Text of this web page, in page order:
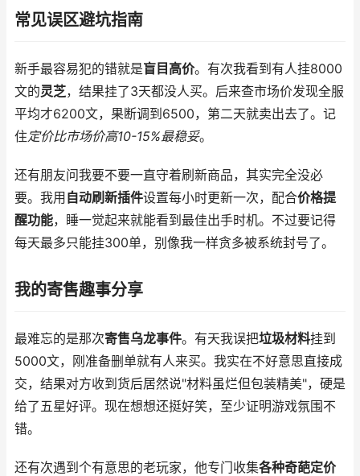
常见误区避坑指南
新手最容易犯的错就是盲目高价。有次我看到有人挂8000
文的灵芝，结果挂了3天都没人买。后来查市场价发现全服
平均才6200文，果断调到6500，第二天就卖出去了。记
住定价比市场价高10-15%最稳妥。
还有朋友问我要不要一直守着刷新商品，其实完全没必
要。我用 自动刷新插件设置每小时更新一次，配合价格提
醒功能，睡一觉起来就能看到最佳出手时机。不过要记得
每天最多只能挂300单，别像我一样贪多被系统封号了。
我的寄售趣事分享
最难忘的是那次寄售乌龙事件。有天我误把垃圾材料挂到
5000文，刚准备删单就有人来买。我实在不好意思直接成
交，结果对方收到货后居然说"材料虽烂但包装精美"，硬是
给了五星好评。现在想想还挺好笑，至少证明游戏氛围不
错。
还有次遇到个有意思的老玩家，他专门收集各种奇葩定价